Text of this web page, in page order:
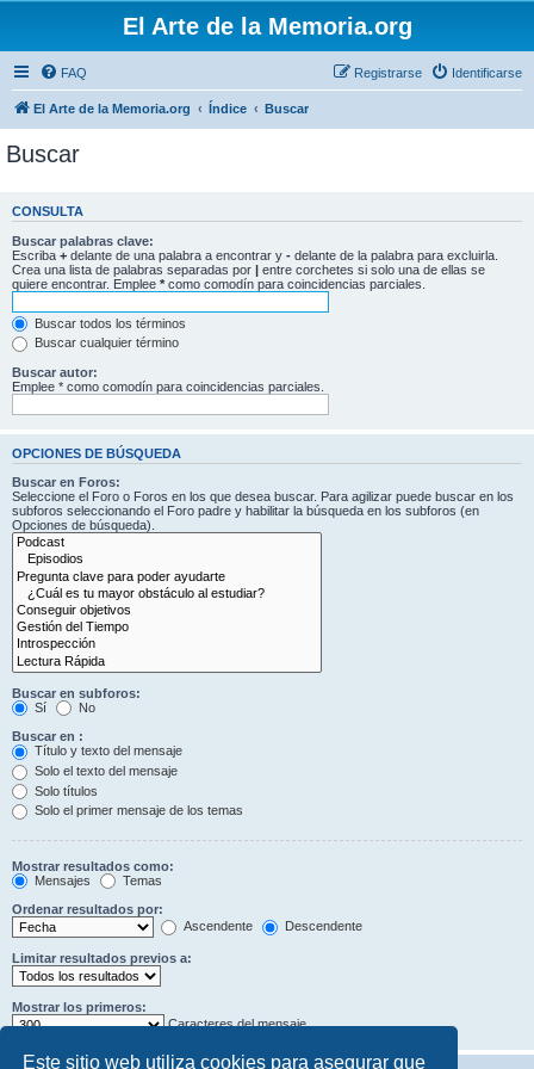
Este sitio web utiliza cookies para asegurar que
El Arte de la Memoria.org
FAQ Identificarse
Registrarse
El Arte de la Memoria.org Índice Buscar
Buscar
CONSULTA
Buscar palabras clave:
Escriba + delante de una palabra a encontrar y - delante de la palabra para excluirla.
Crea una lista de palabras separadas por | entre corchetes si solo una de ellas se
quiere encontrar. Emplee * como comodín para coincidencias parciales.
Buscar todos los términos
Buscar cualquier término
Buscar autor:
Emplee * como comodín para coincidencias parciales.
OPCIONES DE BÚSQUEDA
Buscar en Foros:
Seleccione el Foro o Foros en los que desea buscar. Para agilizar puede buscar en los
subforos seleccionando el Foro padre y habilitar la búsqueda en los subforos (en
Opciones de búsqueda).
Buscar en subforos:
Sí
No
Buscar en :
Título y texto del mensaje
Solo el texto del mensaje
Solo títulos
Solo el primer mensaje de los temas
Mostrar resultados como:
Mensajes
Temas
Ordenar resultados por:
Ascendente
Descendente
Limitar resultados previos a:
Mostrar los primeros:
Caracteres del mensaje